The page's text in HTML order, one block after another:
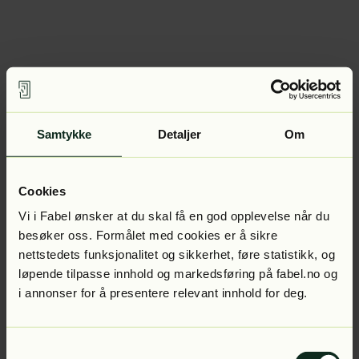
Samtykke Detaljer Om
Cookies
Vi i Fabel ønsker at du skal få en god opplevelse når du
besøker oss. Formålet med cookies er å sikre
nettstedets funksjonalitet og sikkerhet, føre statistikk, og
løpende tilpasse innhold og markedsføring på fabel.no og
i annonser for å presentere relevant innhold for deg.